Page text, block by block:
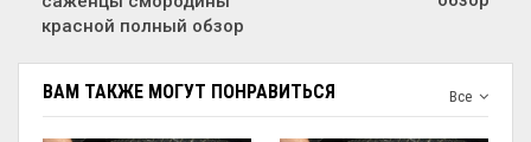
красной полный обзор
Все
ВАМ ТАКЖЕ МОГУТ ПОНРАВИТЬСЯ